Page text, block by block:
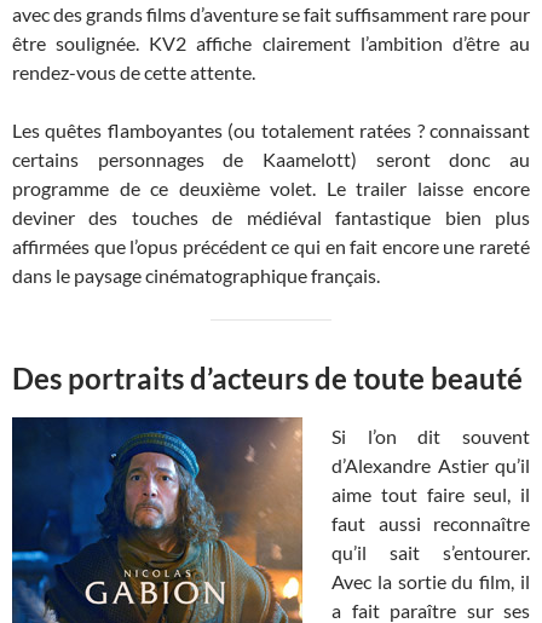
avec des grands films d’aventure se fait suffisamment rare pour
être soulignée. KV2 affiche clairement l’ambition d’être au
rendez-vous de cette attente.
Les quêtes flamboyantes (ou totalement ratées ? connaissant
certains personnages de Kaamelott) seront donc au
programme de ce deuxième volet. Le trailer laisse encore
deviner des touches de médiéval fantastique bien plus
affirmées que l’opus précédent ce qui en fait encore une rareté
dans le paysage cinématographique français.
Des portraits d’acteurs de toute beauté
Si l’on dit souvent
d’Alexandre Astier qu’il
aime tout faire seul, il
faut aussi reconnaître
qu’il sait s’entourer.
Avec la sortie du film, il
a fait paraître sur ses